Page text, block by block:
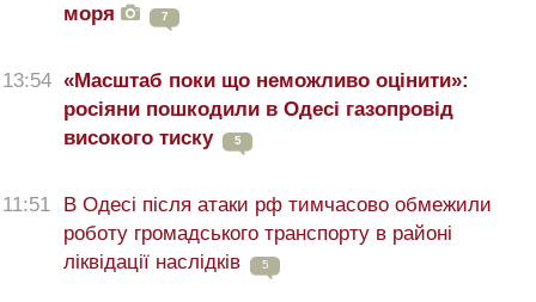
моря
7
13:54 «Масштаб поки що неможливо оцінити»:
росіяни пошкодили в Одесі газопровід
високого тиску
5
11:51
В Одесі після атаки рф тимчасово обмежили
роботу громадського транспорту в районі
ліквідації наслідків
5